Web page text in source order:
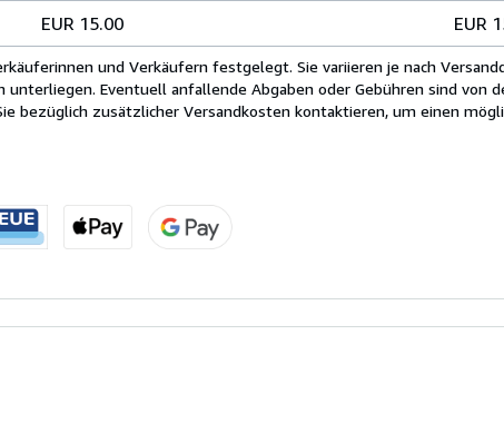
EUR 15.00 EUR
und Verkäufern festgelegt. Sie variieren je nach
unterliegen. Eventuell anfallende Abgaben oder Gebühren sind von
bezüglich zusätzlicher Versandkosten kontaktieren, um einen